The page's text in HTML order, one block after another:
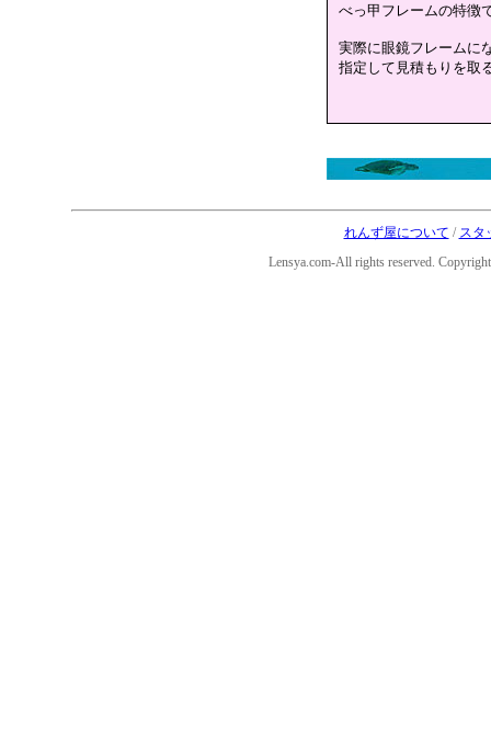
べっ甲フレームの特徴
実際に眼鏡フレームに
指定して見積もりを取